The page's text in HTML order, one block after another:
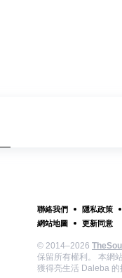
聯絡我們 隱私政策
網站地圖
更新同意
© 2014–2026
保留所有權利。 本網
獲得亮生活 Daleba 的